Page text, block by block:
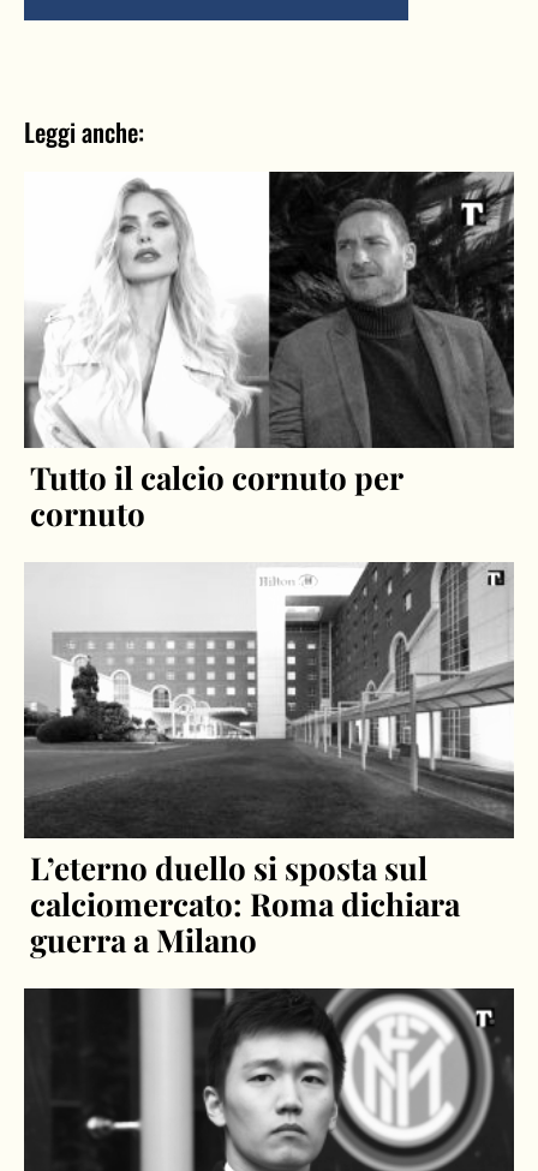
Leggi anche:
Tutto il calcio cornuto per
cornuto
L’eterno duello si sposta sul
calciomercato: Roma dichiara
guerra a Milano